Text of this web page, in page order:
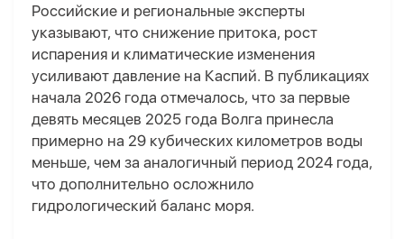
Российские и региональные эксперты
указывают, что снижение притока, рост
испарения и климатические изменения
усиливают давление на Каспий. В публикациях
начала 2026 года отмечалось, что за первые
девять месяцев 2025 года Волга принесла
примерно на 29 кубических километров воды
меньше, чем за аналогичный период 2024 года,
что дополнительно осложнило
гидрологический баланс моря.